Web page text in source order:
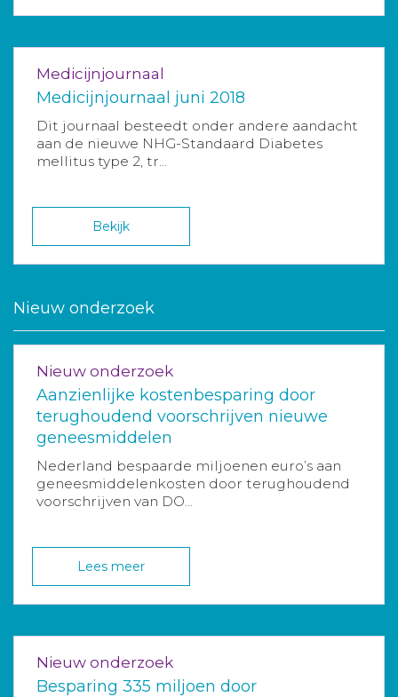
Medicijnjournaal
Medicijnjournaal juni 2018
Dit journaal besteedt onder andere aandacht
aan de nieuwe NHG-Standaard Diabetes
mellitus type 2, tr...
Bekijk
Nieuw onderzoek
Nieuw onderzoek
Aanzienlijke kostenbesparing door
terughoudend voorschrijven nieuwe
geneesmiddelen
Nederland bespaarde miljoenen euro’s aan
geneesmiddelenkosten door terughoudend
voorschrijven van DO...
Lees meer
Nieuw onderzoek
Besparing 335 miljoen door